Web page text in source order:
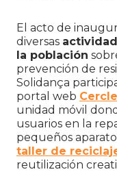
El acto de
diversas
la población
prevención de
Solidança
portal web
unidad móvil
usuarios en la
pequeños
taller de
reutilización